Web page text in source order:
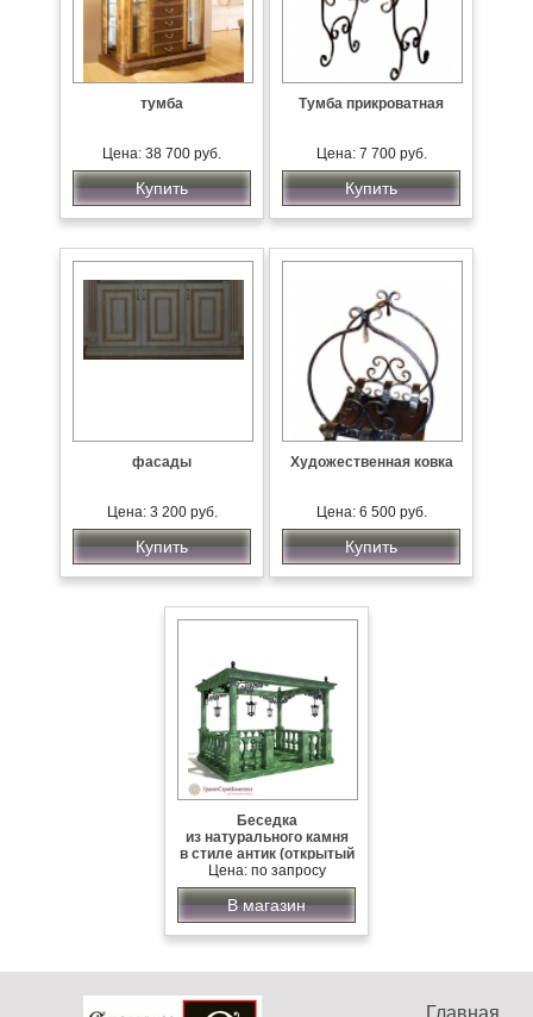
тумба
Цена: 38 700 руб.
Купить
Тумба прикроватная
Цена: 7 700 руб.
Купить
фасады
Цена: 3 200 руб.
Купить
Художественная ковка
Цена: 6 500 руб.
Купить
Беседка
из натурального камня
в стиле антик (открытый
верх),мрамор Змеевик
Цена: по запросу
В магазин
Главная